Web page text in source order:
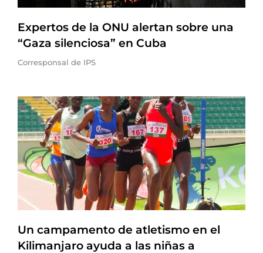
Expertos de la ONU alertan sobre una
“Gaza silenciosa” en Cuba
Corresponsal de IPS
Un campamento de atletismo en el
Kilimanjaro ayuda a las niñas a